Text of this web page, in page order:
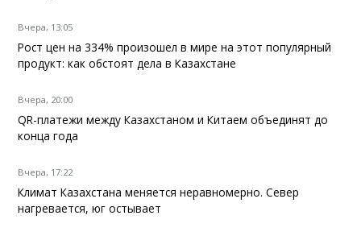
Вчера, 13:05
Рост цен на 334% произошел в мире на этот популярный
продукт: как обстоят дела в Казахстане
Вчера, 20:00
QR-платежи между Казахстаном и Китаем объединят до
конца года
Вчера, 17:22
Климат Казахстана меняется неравномерно. Север
нагревается, юг остывает